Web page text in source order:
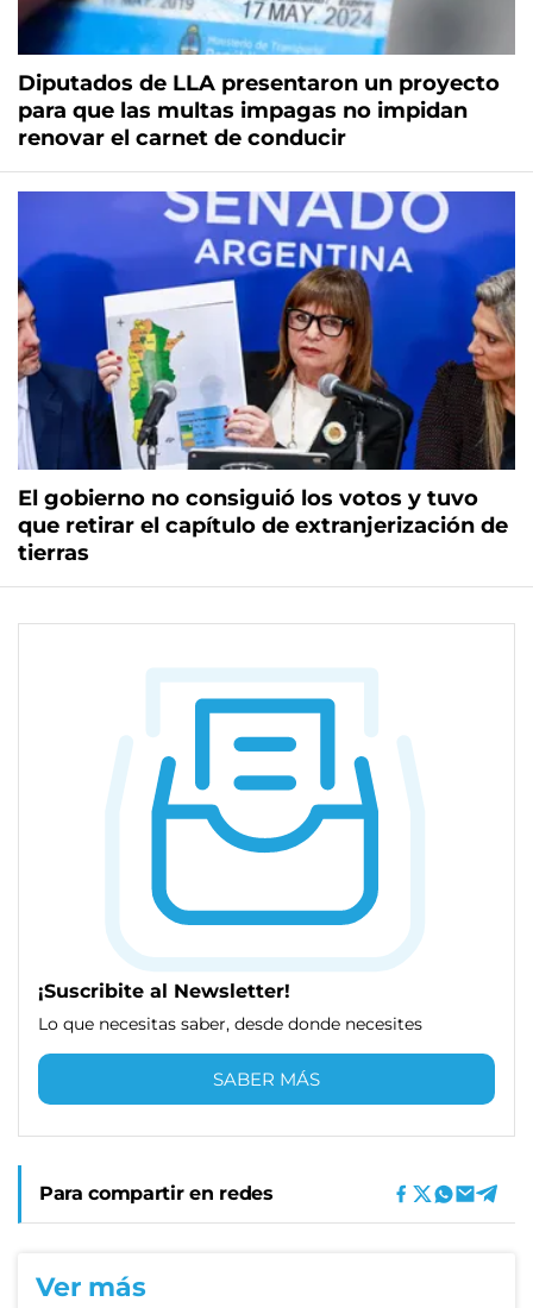
Diputados de LLA presentaron un proyecto
para que las multas impagas no impidan
renovar el carnet de conducir
El gobierno no consiguió los votos y tuvo
que retirar el capítulo de extranjerización de
tierras
¡Suscribite al Newsletter!
Lo que necesitas saber, desde donde necesites
SABER MÁS
Para compartir en redes
Ver más